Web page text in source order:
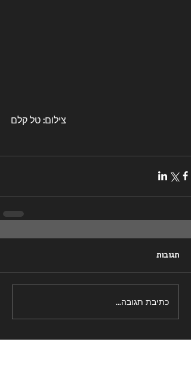
צילום: טל קלם
תגובות
כתיבת תגובה...